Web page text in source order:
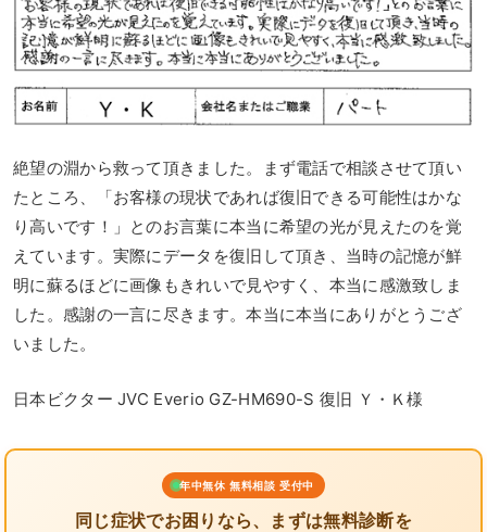
絶望の淵から救って頂きました。まず電話で相談させて頂い
たところ、「お客様の現状であれば復旧できる可能性はかな
り高いです！」とのお言葉に本当に希望の光が見えたのを覚
えています。実際にデータを復旧して頂き、当時の記憶が鮮
明に蘇るほどに画像もきれいで見やすく、本当に感激致しま
した。感謝の一言に尽きます。本当に本当にありがとうござ
いました。
日本ビクター JVC Everio GZ-HM690-S 復旧 Ｙ・Ｋ様
年中無休 無料相談 受付中
同じ症状でお困りなら、まずは無料診断を